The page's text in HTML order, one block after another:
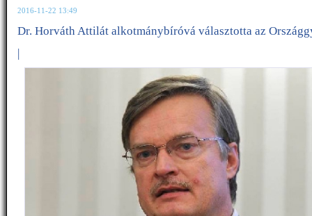
2016-11-22 13:49
Dr. Horváth Attilát alkotmánybíróvá választotta az
|